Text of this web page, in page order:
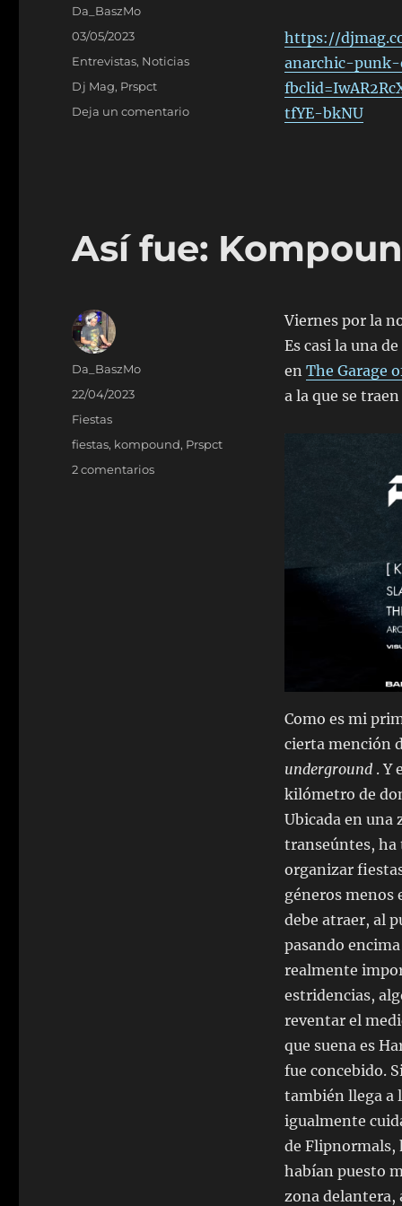
https://
anarchic-
tfYE-bkNU
Autor
Da_BaszMo
Publicado
03/05/2023
Categorías
Entrevistas, Noticias
Etiquetas
Dj Mag, Prspct
Deja un comentarioen
Así fue:
Viernes por la
Es casi la una
en The Garage
a la que se
Como es mi
cierta mención
underground . Y
kilómetro de
Ubicada en una
transeúntes, ha
organizar
géneros menos
debe atraer, al
pasando
realmente
estridencias,
reventar el
que suena es
fue concebido.
también llega a
igualmente
de Flipnormals,
habían puesto
zona delantera,
Autor
Da_BaszMo
Publicado
el
22/04/2023
Categorías
Fiestas
Etiquetas
fiestas, kompound, Prspct
2 comentariosen